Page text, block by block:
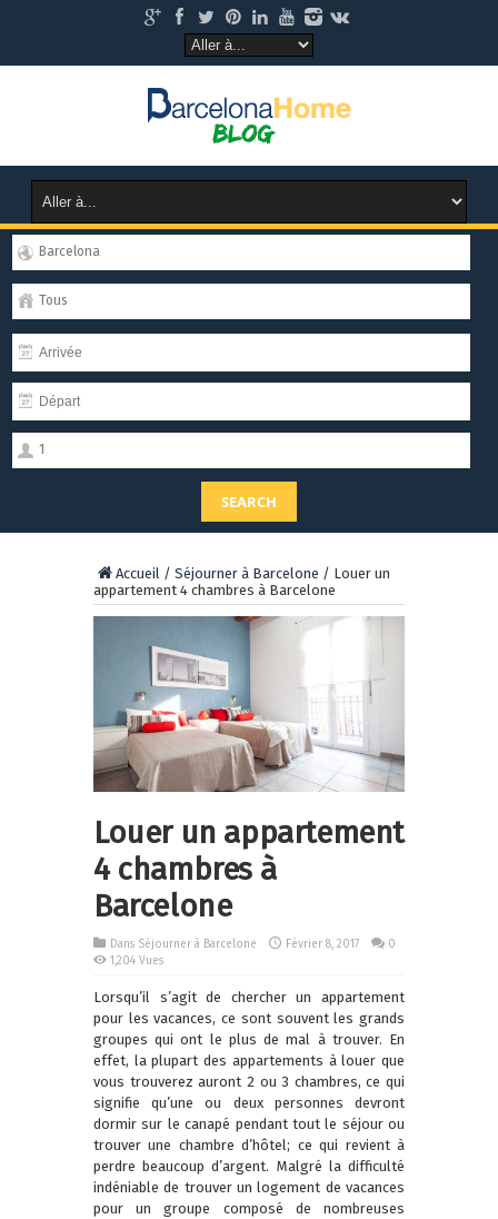
Barcelona
Tous
1
SEARCH
Accueil / Séjourner à Barcelone / Louer un
appartement 4 chambres à Barcelone
Louer un appartement
4 chambres à
Barcelone
Dans Séjourner à Barcelone Février 8, 2017
0
1,204 Vues
Lorsqu’il s’agit de chercher un appartement
pour les vacances, ce sont souvent les grands
groupes qui ont le plus de mal à trouver. En
effet, la plupart des appartements à louer que
vous trouverez auront 2 ou 3 chambres, ce qui
signifie qu’une ou deux personnes devront
dormir sur le canapé pendant tout le séjour ou
trouver une chambre d’hôtel; ce qui revient à
perdre beaucoup d’argent. Malgré la difficulté
indéniable de trouver un logement de vacances
pour un groupe composé de nombreuses